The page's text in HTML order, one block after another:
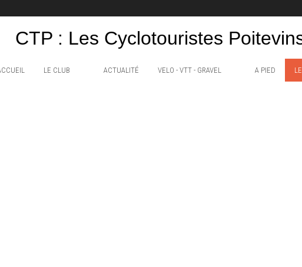
CTP : Les Cyclotouristes
LE CLUB ACTUALITÉ VELO - VTT - GRAVEL A PIED